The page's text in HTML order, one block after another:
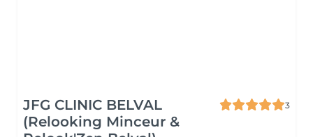
JFG CLINIC BELVAL
(Relooking Minceur &
3